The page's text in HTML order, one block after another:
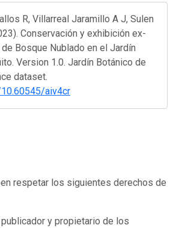
R, Villarreal Jaramillo A J, Sulen
Conservación y exhibición ex-
Bosque Nublado en el Jardín
Version 1.0. Jardín Botánico de
dataset.
aiv4cr
respetar los siguientes derechos de
publicador y propietario de los